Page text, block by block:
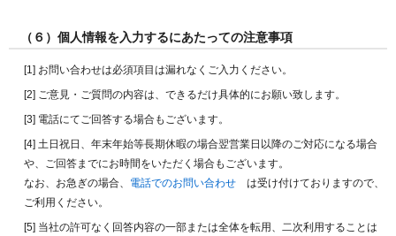
（６）個人情報を入力するにあたっての注意事項
[1] お問い合わせは必須項目は漏れなくご入力ください。
[2] ご意見・ご質問の内容は、できるだけ具体的にお願い致します。
[3] 電話にてご回答する場合もございます。
[4] 土日祝日、年末年始等長期休暇の場合翌営業日以降のご対応になる場合
や、ご回答までにお時間をいただく場合もございます。
なお、お急ぎの場合、 電話でのお問い合わせ は受け付けておりますので、
ご利用ください。
[5] 当社の許可なく回答内容の一部または全体を転用、二次利用することは